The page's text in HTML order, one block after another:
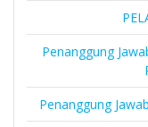
Penanggung
Penanggung